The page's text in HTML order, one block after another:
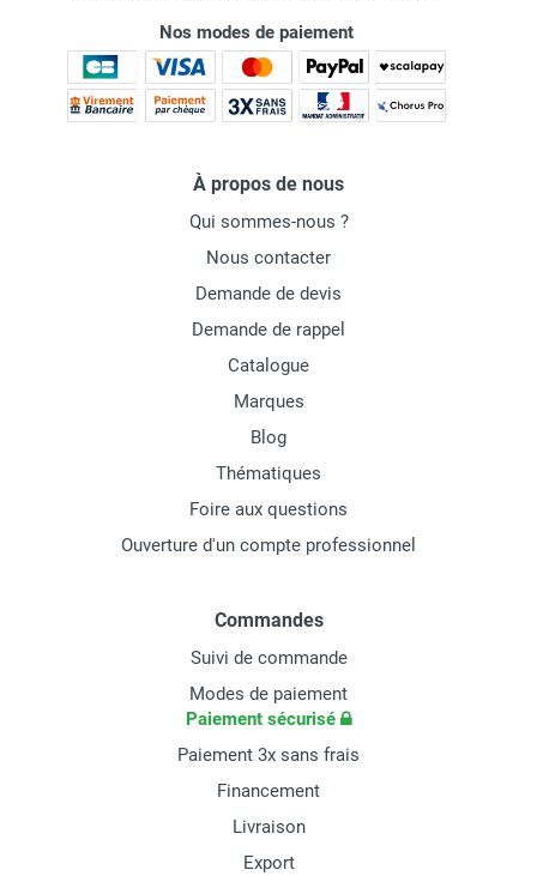
Nos modes de paiement
À propos de nous
Qui sommes-nous ?
Nous contacter
Demande de devis
Demande de rappel
Catalogue
Marques
Blog
Thématiques
Foire aux questions
Ouverture d'un compte professionnel
Commandes
Suivi de commande
Modes de paiement
Paiement sécurisé
Paiement 3x sans frais
Financement
Livraison
Export